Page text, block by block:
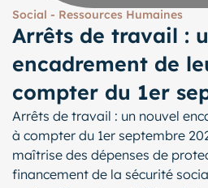
Social - Ressources Humaines
Arrêts de travail :
encadrement de
compter du 1er
Arrêts de travail : un nouvel
à compter du 1er septembre
maîtrise des dépenses de
financement de la sécurité